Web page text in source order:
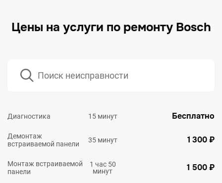
Цены на услуги по ремонту Bosch
Диагностика 15 минут Бесплатно
Демонтаж
встраиваемой панели
35 минут 1 300 ₽
Монтаж встраиваемой
панели
1 час 50
минут
1 500 ₽